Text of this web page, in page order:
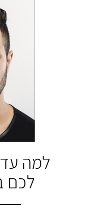
לחץ לצפייה
בהמלצה
למה
לכם